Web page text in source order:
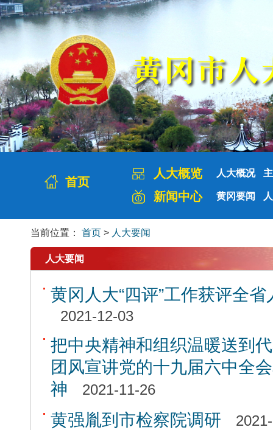
首页
人大概览 人大概况
新闻中心 黄冈要闻
当前位置： 首页 > 人大要闻
人大要闻
黄冈人大“四评”工作获评全
2021-12-03
把中央精神和组织温暖送到
团风宣讲党的十九届六中全
神
2021-11-26
黄强胤到市检察院调研